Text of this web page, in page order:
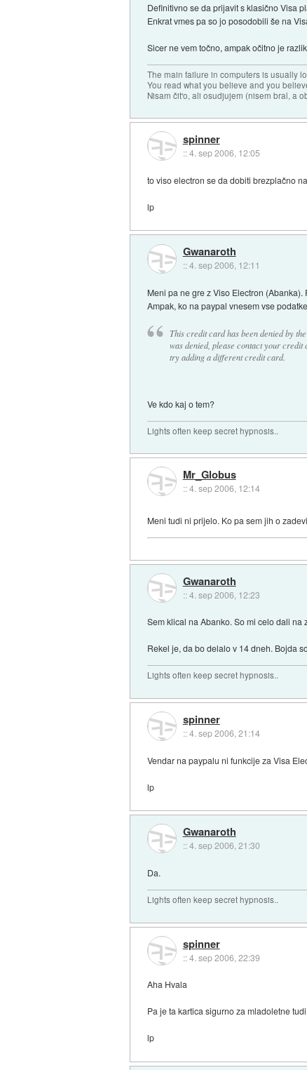
Definitivno se da prijavit s klasično Visa
Enkrat vmes pa so jo posodobili še na
Sicer ne vem točno, ampak očitno je
The main failure in computers is usually
You read what you believe and you
Nisam čit'o, ali osudjujem (nisem bral, a
spinner
::4. sep 2006, 12:05
to viso electron se da dobiti brezplačno
lp
Gwanaroth
::4. sep 2006, 12:11
Meni pa ne gre z Viso Electron
Ampak, ko na paypal vnesem vse
This credit card has been denied by
was denied, please contact your
try adding a different credit card.
Ve kdo kaj o tem?
Lights often keep secret hypnosis..
Mr_Globus
::4. sep 2006, 12:14
Meni tudi ni prijelo. Ko pa sem jih o
Gwanaroth
::4. sep 2006, 12:23
Sem klical na Abanko. So mi celo dali na
Rekel je, da bo delalo v 14 dneh. Bojda
Lights often keep secret hypnosis..
spinner
::4. sep 2006, 21:14
Vendar na paypalu ni funkcije za Visa
lp
Gwanaroth
::4. sep 2006, 21:30
Da.
Lights often keep secret hypnosis..
spinner
::4. sep 2006, 22:39
Aha Hvala
Pa je ta kartica sigurno za mladoletne
lp